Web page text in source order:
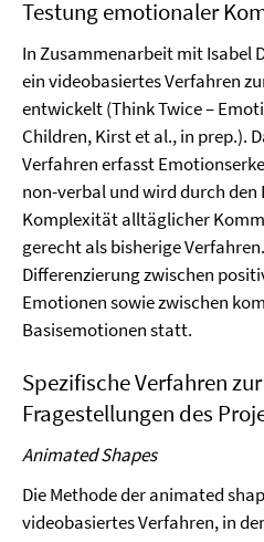
Testung emotionaler
In Zusammenarbeit mit Isabel
ein videobasiertes Verfahren
entwickelt (Think Twice –
Children, Kirst et al., in prep.).
Verfahren erfasst
non-verbal und wird durch den
Komplexität alltäglicher
gerecht als bisherige
Differenzierung zwischen
Emotionen sowie zwischen
Basisemotionen statt.
Spezifische Verfahren
Fragestellungen des
Animated Shapes
Die Methode der animated
videobasiertes Verfahren, in